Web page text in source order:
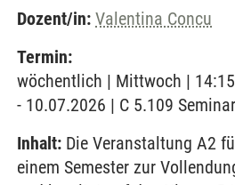
Dozent/in: Valentina Concu
Termin:
wöchentlich | Mittwoch |
- 10.07.2026 | C 5.109
Inhalt: Die Veranstaltung A2
einem Semester zur